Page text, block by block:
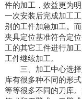
件的加工，效益更为
一次安装后完成加工
别的工件加急加工。
夹具定位基准符合定
工的其它工件进行加
工件继续加工。
三、加工中心选择
库有很多种不同的形
等等很多不同的刀库